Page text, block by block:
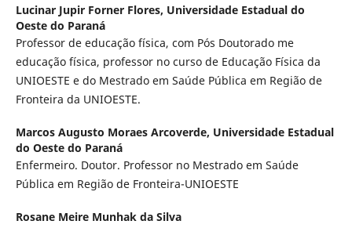
Lucinar Jupir Forner Flores, Universidade Estadual do
Oeste do Paraná
Professor de educação física, com Pós Doutorado me
educação física, professor no curso de Educação Física da
UNIOESTE e do Mestrado em Saúde Pública em Região de
Fronteira da UNIOESTE.
Marcos Augusto Moraes Arcoverde, Universidade Estadual
do Oeste do Paraná
Enfermeiro. Doutor. Professor no Mestrado em Saúde
Pública em Região de Fronteira-UNIOESTE
Rosane Meire Munhak da Silva